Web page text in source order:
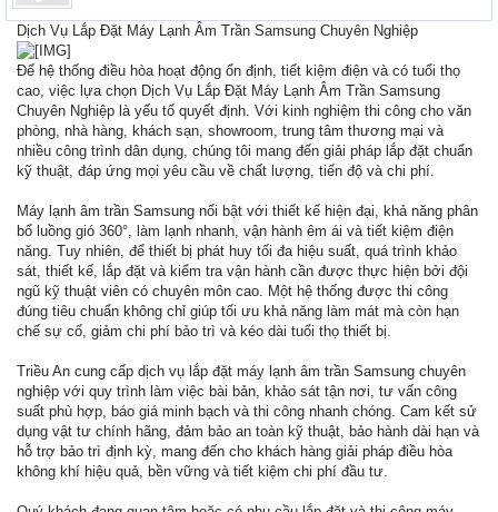
Dịch Vụ Lắp Đặt Máy Lạnh Âm Trần Samsung Chuyên Nghiệp
Để hệ thống điều hòa hoạt động ổn định, tiết kiệm điện và có tuổi thọ
cao, việc lựa chọn Dịch Vụ Lắp Đặt Máy Lạnh Âm Trần Samsung
Chuyên Nghiệp là yếu tố quyết định. Với kinh nghiệm thi công cho văn
phòng, nhà hàng, khách sạn, showroom, trung tâm thương mại và
nhiều công trình dân dụng, chúng tôi mang đến giải pháp lắp đặt chuẩn
kỹ thuật, đáp ứng mọi yêu cầu về chất lượng, tiến độ và chi phí.
Máy lạnh âm trần Samsung nổi bật với thiết kế hiện đại, khả năng phân
bổ luồng gió 360°, làm lạnh nhanh, vận hành êm ái và tiết kiệm điện
năng. Tuy nhiên, để thiết bị phát huy tối đa hiệu suất, quá trình khảo
sát, thiết kế, lắp đặt và kiểm tra vận hành cần được thực hiện bởi đội
ngũ kỹ thuật viên có chuyên môn cao. Một hệ thống được thi công
đúng tiêu chuẩn không chỉ giúp tối ưu khả năng làm mát mà còn hạn
chế sự cố, giảm chi phí bảo trì và kéo dài tuổi thọ thiết bị.
Triều An cung cấp dịch vụ lắp đặt máy lạnh âm trần Samsung chuyên
nghiệp với quy trình làm việc bài bản, khảo sát tận nơi, tư vấn công
suất phù hợp, báo giá minh bạch và thi công nhanh chóng. Cam kết sử
dụng vật tư chính hãng, đảm bảo an toàn kỹ thuật, bảo hành dài hạn và
hỗ trợ bảo trì định kỳ, mang đến cho khách hàng giải pháp điều hòa
không khí hiệu quả, bền vững và tiết kiệm chi phí đầu tư.